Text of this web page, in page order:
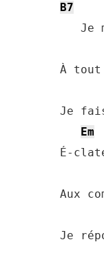
B7
Je
À
Je
Em
É-
Aux
Je